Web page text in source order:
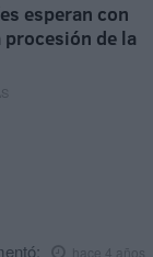
esperan con
de la
hace 4 años